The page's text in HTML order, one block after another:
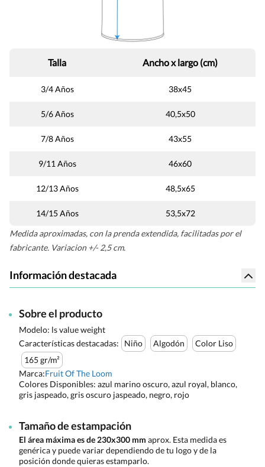
Talla Ancho x largo (cm)
3/4 Años 38x45
5/6 Años 40,5x50
7/8 Años 43x55
9/11 Años 46x60
12/13 Años 48,5x65
14/15 Años
53,5x72
Medida aproximadas, con la prenda extendida, facilitadas por el
fabricante. Variacion +/- 2,5 cm.
Información destacada
Sobre el producto
Modelo: ls value weight
Características destacadas:
Niño Algodón
Color Liso
165 gr/m²
Marca:Fruit Of The Loom
Colores Disponibles: azul marino oscuro, azul royal, blanco,
gris jaspeado, gris oscuro jaspeado, negro, rojo
Tamaño de estampación
El área máxima es de 230x300 mm aprox. Esta medida es
genérica y puede variar dependiendo de tu logo y de la
posición donde quieras estamparlo.